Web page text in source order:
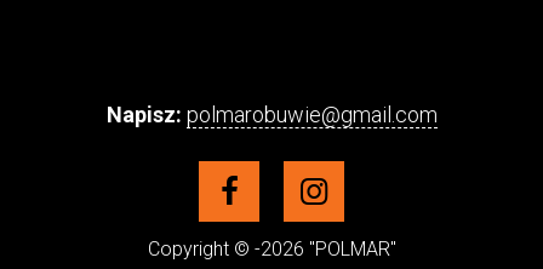
Napisz: polmarobuwie@gmail.com
Copyright © -2026 "POLMAR"